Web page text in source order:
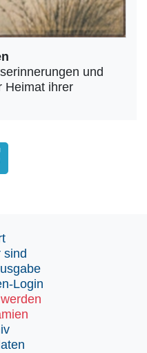
und
Heimat ihrer
sind
Login